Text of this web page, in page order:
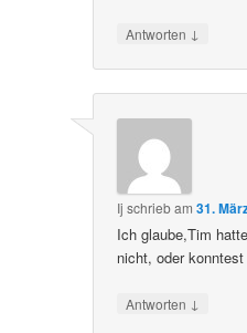
Antworten ↓
Ij schriebam31.
Ich glaube,Tim
nicht, oder
Antworten ↓